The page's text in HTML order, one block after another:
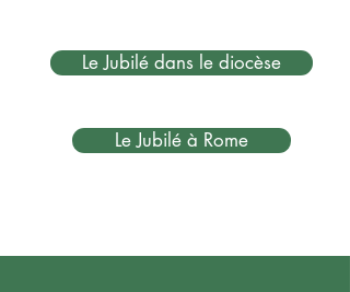
Le Jubilé dans le diocèse
Le Jubilé à Rome